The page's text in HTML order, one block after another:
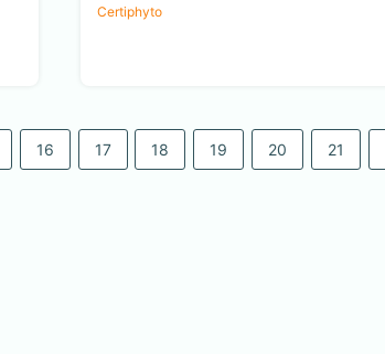
Certiphyto
16 17 18 19 20 21